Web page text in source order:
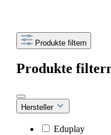
Produkte filtern
Produkte
Hersteller
Eduplay